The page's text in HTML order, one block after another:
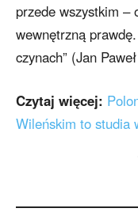
przede wszystkim –
wewnętrzną
czynach” (Jan
Czytaj więcej:
Wileńskim to studia